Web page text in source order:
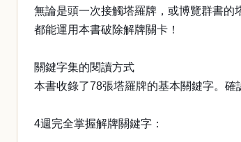
無論是頭一次接觸塔羅牌，或博覽群書的
都能運用本書破除解牌關卡！
關鍵字集的閱讀方式
本書收錄了78張塔羅牌的基本關鍵字。確
4週完全掌握解牌關鍵字：